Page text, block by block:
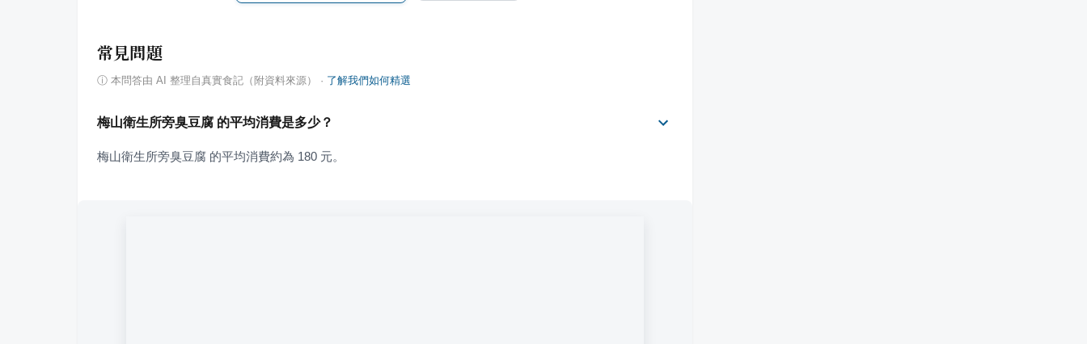
常見問題
ⓘ 本問答由 AI 整理自真實食記（附資料來源） · 了解我們如何精選
梅山衛生所旁臭豆腐 的平均消費是多少？
梅山衛生所旁臭豆腐 的平均消費約為 180 元。